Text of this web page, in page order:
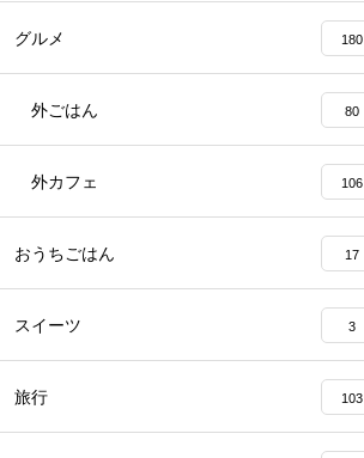
グルメ 180
外ごはん 80
外カフェ 106
おうちごはん 17
スイーツ 3
旅行 103